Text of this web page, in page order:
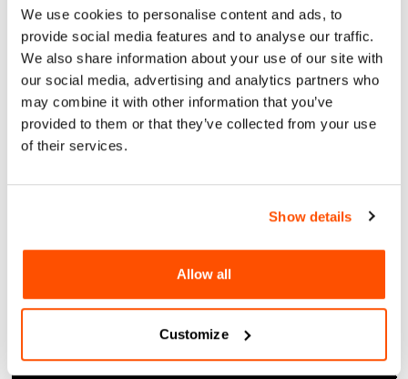
We use cookies to personalise content and ads, to
provide social media features and to analyse our traffic.
We also share information about your use of our site with
our social media, advertising and analytics partners who
may combine it with other information that you’ve
provided to them or that they’ve collected from your use
of their services.
Show details
Allow all
Customize
ciencia. Este año se realizará la decimoquinta edición, en la
cual marca un torneo con una celebración a lo grande. En
esta trayectoria se ha contado con: +500 equipos +1,000
participantes. Categoría C, D y E ¡Evento Gratuito!
Para Más Información: https://www.bajabot.com/
dom 5 may 2024
BAJABOT TORNEO DE CREATIVIDAD
ROBÓTICA
Museo Interactivo Tijuana ubicado en Av de los
Insurgentes s/n, Rio Tijuana 3ra Etapa, 22226 Tijuana,
B.C. (A un lado de Paseo del Parque y detrás de
Macroplaza).